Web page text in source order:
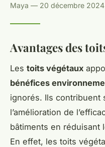
Maya — 20 décembre
Avantages des
Les toits végétaux
bénéfices
ignorés. Ils contribuent
l’amélioration de
bâtiments en réduisant
En effet, les toits